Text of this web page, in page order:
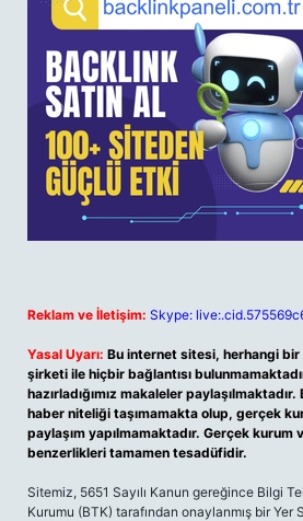
Reklam ve İletişim: Skype:
Yasal Uyarı: Bu internet sitesi, herhangi bir
şirketi ile hiçbir bağlantısı
hazırladığımız makaleler
haber niteliği taşımamakta olup, gerçek
paylaşım yapılmamaktadır. Gerçek kurum
benzerlikleri tamamen tesadüfidir.
Sitemiz, 5651 Sayılı Kanun gereğince Bilgi
Kurumu (BTK) tarafından onaylanmış bir Yer